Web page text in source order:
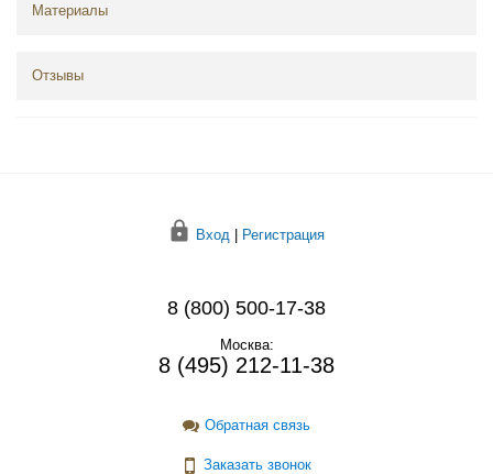
Материалы
Отзывы
Вход | Регистрация
8 (800) 500-17-38
Москва:
8 (495) 212-11-38
Обратная связь
Заказать звонок